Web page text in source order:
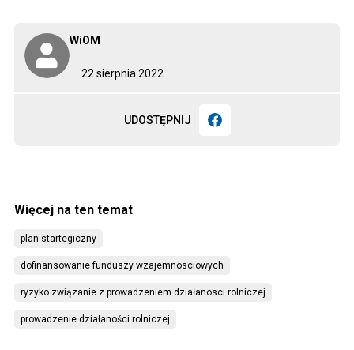
22 sierpnia 2022
WiOM
UDOSTĘPNIJ
plan startegiczny
dofinansowanie funduszy wzajemnosciowych
ryzyko związanie z prowadzeniem działanosci rolniczej
prowadzenie działaności rolniczej